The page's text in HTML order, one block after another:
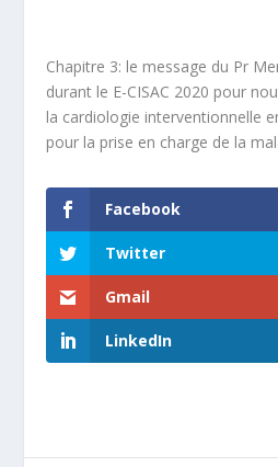
Chapitre 3: le message du Pr
durant le E-CISAC 2020 pour
la cardiologie interventionnelle
pour la prise en charge de la
Facebook
Twitter
Gmail
LinkedIn